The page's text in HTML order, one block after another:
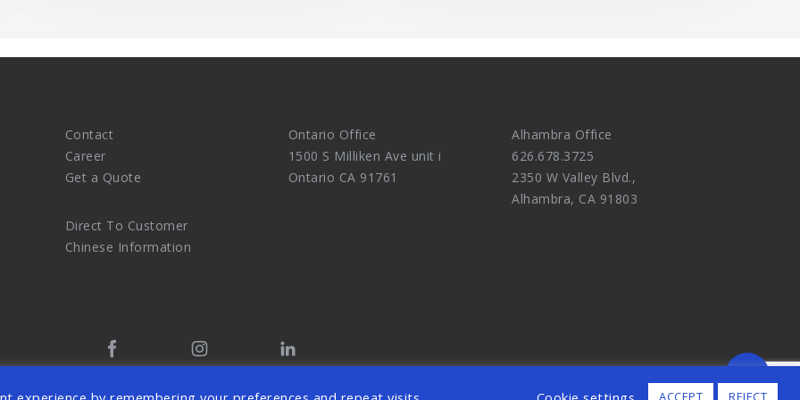
Contact
Career
Get a Quote
Direct To Customer
Chinese Information
Ontario Office
1500 S Milliken Ave unit i
Ontario CA 91761
Alhambra Office
626.678.3725
2350 W Valley Blvd.,
Alhambra, CA 91803
Marketing Agency and eCommerce Website Design Master. ALL RIGHTS RESERVED. ACCEPT REJECT